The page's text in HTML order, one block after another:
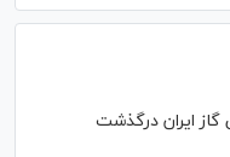
ایران درگذشت